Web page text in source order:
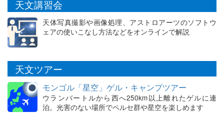
天文講習会
天体写真撮影や画像処理、アストロアーツのソフトウ
ェアの使いこなし方法などをオンラインで解説
天文ツアー
モンゴル「星空」ゲル・キャンプツアー
ウランバートルから西へ250km以上離れたゲルに連
泊。光害のない場所でペルセ群や星空を楽しめます